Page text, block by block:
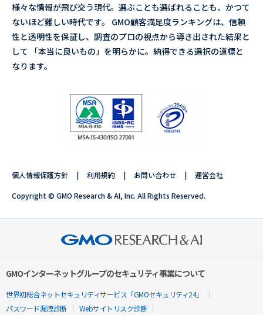
様々な情報が飛び交う現代。選ぶことも選ばれることも、かつて
ないほど難しい時代です。 GMO顧客満足度ランキングは、信頼
性と透明性を保証し、調査のプロの視点から導き出された結果と
して 「本当に良いもの」を明らかに。納得できる選択の道標と
なります。
個人情報保護方針 利用規約 お問い合わせ 運営会社
Copyright © GMO Research & AI, Inc. All Rights Reserved.
GMOインターネットグループのセキュリティ事業について
世界初総合ネットセキュリティサービス「GMOセキュリティ24」
パスワード漏洩診断
Webサイトリスク診断